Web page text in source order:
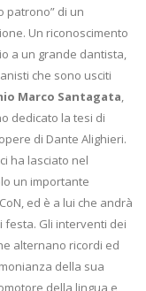
patrono” di un
Un riconoscimento
a un grande dantista,
che sono usciti
Marco Santagata,
dedicato la tesi di
di Dante Alighieri.
ha lasciato nel
un importante
ed è a lui che andrà
festa. Gli interventi dei
alternano ricordi ed
della sua
della lingua e